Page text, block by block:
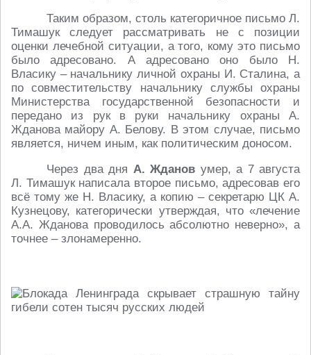
Таким образом, столь категоричное письмо Л.
Тимашук следует рассматривать не с позиции
оценки лечебной ситуации, а того, кому это письмо
было адресовано. А адресовано оно было Н.
Власику – начальнику личной охраны И. Сталина, а
по совместительству начальнику службы охраны
Министерства государственной безопасности и
передано из рук в руки начальнику охраны А.
Жданова майору А. Белову. В этом случае, письмо
является, ничем иным, как политическим доносом.
Через два дня А. Жданов умер, а 7 августа
Л. Тимашук написала второе письмо, адресовав его
всё тому же Н. Власику, а копию – секретарю ЦК А.
Кузнецову, категорически утверждая, что «лечение
А.А. Жданова проводилось абсолютно неверно», а
точнее – злонамеренно.